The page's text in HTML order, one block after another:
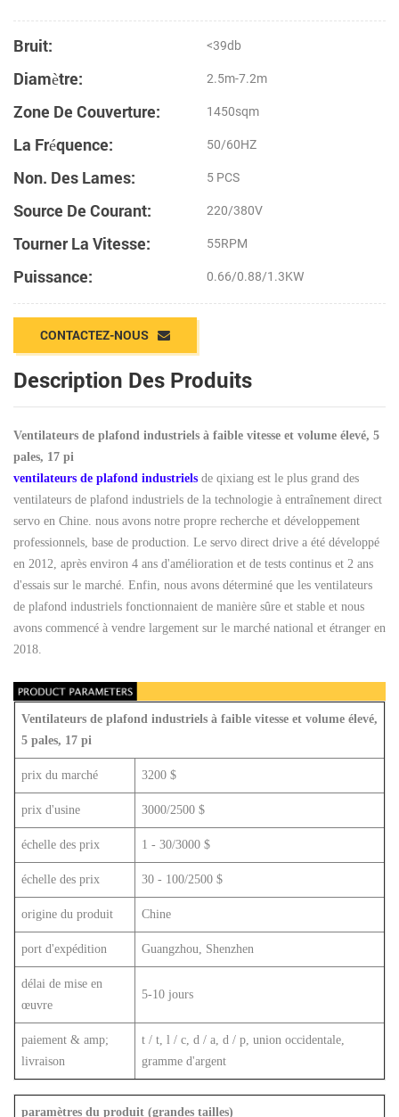
Bruit: <39db
Diamètre: 2.5m-7.2m
Zone De Couverture: 1450sqm
La Fréquence: 50/60HZ
Non. Des Lames: 5 PCS
Source De Courant: 220/380V
Tourner La Vitesse: 55RPM
Puissance: 0.66/0.88/1.3KW
CONTACTEZ-NOUS
Description Des Produits
Ventilateurs de plafond industriels à faible vitesse et volume élevé, 5
pales, 17 pi
ventilateurs de plafond industriels de qixiang est le plus grand des
ventilateurs de plafond industriels de la technologie à entraînement direct
servo en Chine. nous avons notre propre recherche et développement
professionnels, base de production. Le servo direct drive a été développé
en 2012, après environ 4 ans d'amélioration et de tests continus et 2 ans
d'essais sur le marché. Enfin, nous avons déterminé que les ventilateurs
de plafond industriels fonctionnaient de manière sûre et stable et nous
avons commencé à vendre largement sur le marché national et étranger en
2018.
Ventilateurs de plafond industriels à faible vitesse et volume élevé,
5 pales, 17 pi
prix du marché 3200 $
prix d'usine 3000/2500 $
échelle des prix 1 - 30/3000 $
échelle des prix 30 - 100/2500 $
origine du produit Chine
port d'expédition Guangzhou, Shenzhen
délai de mise en
œuvre
5-10 jours
paiement & amp;
livraison
t / t, l / c, d / a, d / p, union occidentale,
gramme d'argent
paramètres du produit (grandes tailles)